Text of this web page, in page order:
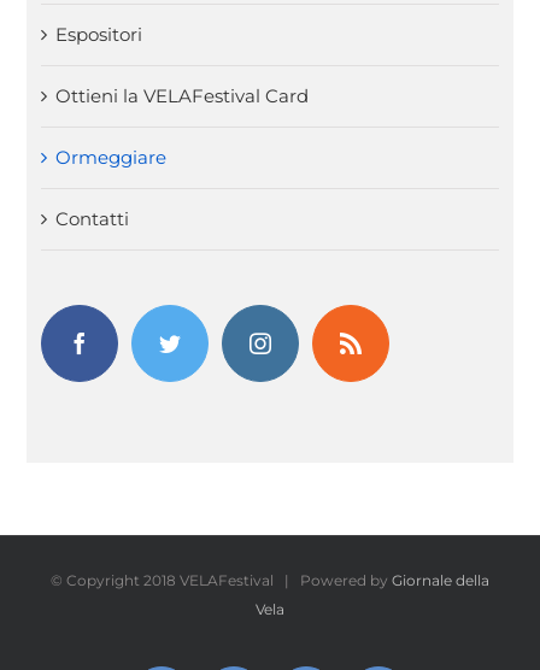
Espositori
Ottieni la VELAFestival Card
Ormeggiare
Contatti
© Copyright 2018 VELAFestival | Powered by Giornale della
Vela